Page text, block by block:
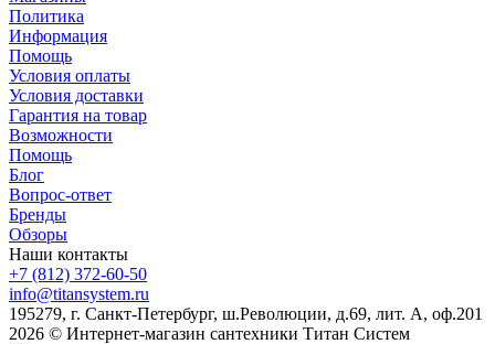
Политика
Информация
Помощь
Условия оплаты
Условия доставки
Гарантия на товар
Возможности
Помощь
Блог
Вопрос-ответ
Бренды
Обзоры
Наши контакты
+7 (812) 372-60-50
info@titansystem.ru
195279, г. Санкт-Петербург, ш.Революции, д.69, лит. А, оф.201
2026 © Интернет-магазин сантехники Титан Систем